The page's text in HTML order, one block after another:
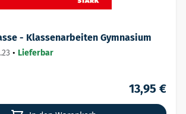
- Klassenarbeiten Gymnasium
• Lieferbar
13,95 €